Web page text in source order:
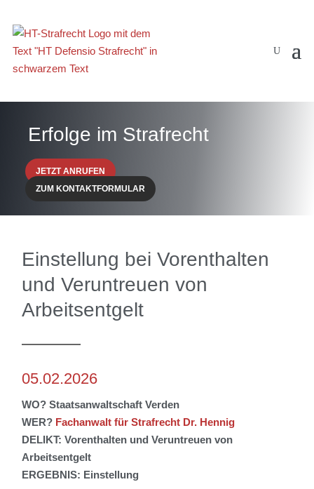
Erfolge im Strafrecht
JETZT ANRUFEN
ZUM KONTAKTFORMULAR
Einstellung bei Vorenthalten
und Veruntreuen von
Arbeitsentgelt
05.02.2026
WO? Staatsanwaltschaft Verden
WER? Fachanwalt für Strafrecht Dr. Hennig
DELIKT:Vorenthalten und Veruntreuen von
Arbeitsentgelt
ERGEBNIS: Einstellung